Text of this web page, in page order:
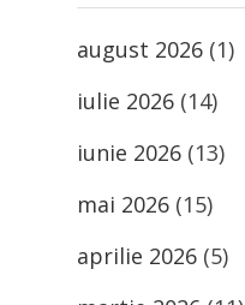
august 2026 (1)
iulie 2026 (14)
iunie 2026 (13)
mai 2026 (15)
aprilie 2026 (5)